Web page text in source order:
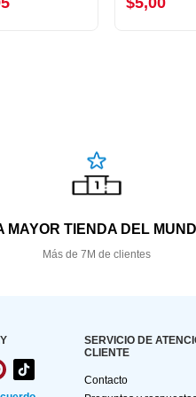
MAYOR TIENDA DEL
Más de 7M de clientes
SERVICIO DE
CLIENTE
Contacto